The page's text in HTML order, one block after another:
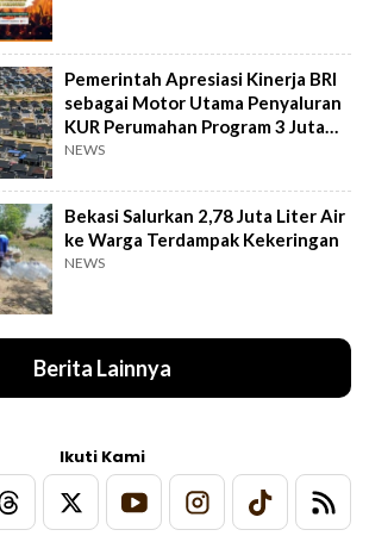
Pemerintah Apresiasi Kinerja BRI
sebagai Motor Utama Penyaluran
KUR Perumahan Program 3 Juta
Rumah
NEWS
Bekasi Salurkan 2,78 Juta Liter Air
ke Warga Terdampak Kekeringan
NEWS
Berita Lainnya
Ikuti Kami